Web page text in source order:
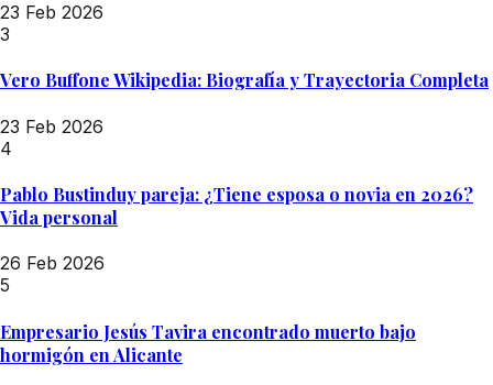
23 Feb 2026
3
Vero Buffone Wikipedia: Biografía y Trayectoria Completa
23 Feb 2026
4
Pablo Bustinduy pareja: ¿Tiene esposa o novia en 2026?
Vida personal
26 Feb 2026
5
Empresario Jesús Tavira encontrado muerto bajo
hormigón en Alicante